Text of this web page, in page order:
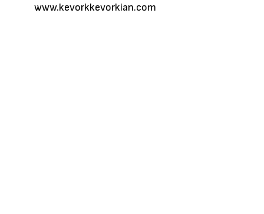
www.kevorkkevorkian.com